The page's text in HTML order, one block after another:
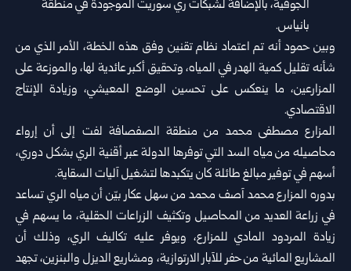
الجوفية، بالإضافة لشبكات ري سوريت ‏الموجودة في منطقة
بانياس‎.‎
وبين حمود أنه تم اعتماد نظام تقنين وفق هذه الخطة، الأمر الذي من
شأنه ‏تقليل كمية الهدر في المياه، وتحقيق أكبر عائدية لها، والموزعة على
‏المزارعين، ما ينعكس على تحسين الوضع المعيشي، وزيادة الإنتاج
‏الاقتصادي‎.‎
المزارع مصطفى محمد من منطقة الصفصافة لفت إلى أن إرواء
محاصيله ‏من مياه السد التي توفرها الدولة عبر أقنية الري بشكل دوري،
أسهم في ‏توفير مبالغ طائلة كان يتكبدها لتشغيل آليات السقاية‎.‎
بدوره المزارع محمد آصف محمد من سهل عكار بيّن أن مياه الري تساعد
‏في زراعة العديد من المحاصيل وتكثيف الزراعات الحقلية، ما يسهم في
‏زيادة المردود المادي للمزارع، ويوفر عليه تكاليف الري، وذلك أن
‏المشاريع المائية من حفر للآبار الارتوازية، ومشاريع الديزل والبنزين، ‏تجهد